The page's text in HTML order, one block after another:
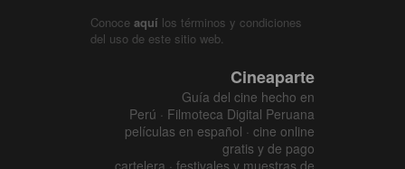
Conoce aquí los términos y condiciones
del uso de este sitio web.
Cineaparte
Guía del cine hecho en
Perú · Filmoteca Digital Peruana
películas en español · cine online
gratis y de pago